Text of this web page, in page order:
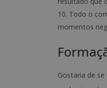
Todo o
momentos
Gostaria de